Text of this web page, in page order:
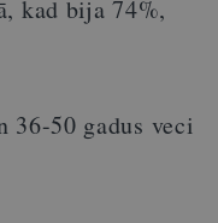
kad bija 74%,
36-50 gadus veci